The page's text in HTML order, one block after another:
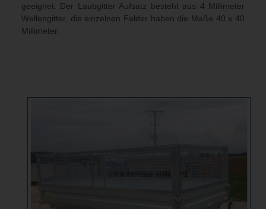
geeignet. Der Laubgitter Aufsatz besteht aus 4 Millimeter
Wellengitter, die einzelnen Felder haben die Maße 40 x 40
Millimeter.